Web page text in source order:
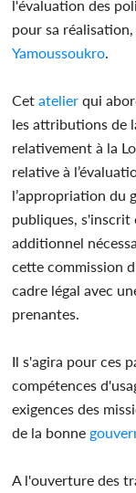
l'évaluation des
pour sa
Yamoussoukro
Cetatelier qui
les attributions de
relativement à la
relative à
l’appropriation du
publiques,
additionnel
cette commission
cadre légal avec
prenantes.
Il s'agira pour ces
compétences
exigences des
de la bonne
A l'ouverture des